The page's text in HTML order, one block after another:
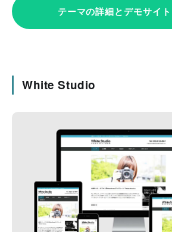
テーマの詳細とデモサイ
White Studio